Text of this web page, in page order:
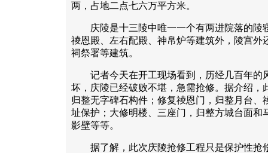
两，占地二点七六万平方米。
庆陵是十三陵中唯一一个有两进院落的陵
祾恩殿、左右配殿、神帛炉等建筑外，陵宫外
祠祭署等建筑。
记者今天在开工现场看到，历经几百年的
坏，庆陵已经破败不堪，急需抢修。据介绍，
归整无字碑石构件；修复祾恩门，归整月台、
址保护；大修明楼、三座门，归整方城台面和
影壁等等。
据了解，此次庆陵抢修工程只是保护性抢